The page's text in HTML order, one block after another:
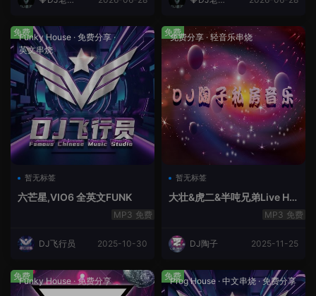
Funky House · 免费分享·
英文串烧
暂无标签
六芒星,VIO6 全英文FUNK
免费
DJ飞行员 2025-10-30
免费 免费分享 ·轻音乐串烧
暂无标签
大壮&虎二&半吨兄弟Live Ho
免费
DJ陶子 2025-11-25
免费
Funky House·免费分享
免费 Prog House · 中文串烧·免费分享
免费